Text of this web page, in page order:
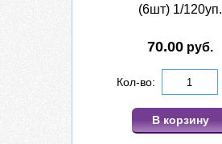
(6шт) 1/120уп.
70.00 руб.
Кол-во:
В корзину